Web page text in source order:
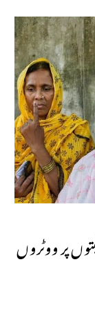
پر ووٹروں